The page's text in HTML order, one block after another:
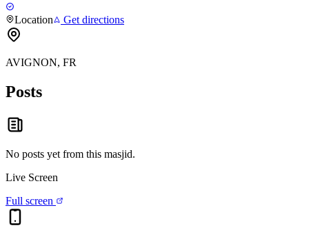
Location Get directions
AVIGNON, FR
Posts
No posts yet from this masjid.
Live Screen
Full screen